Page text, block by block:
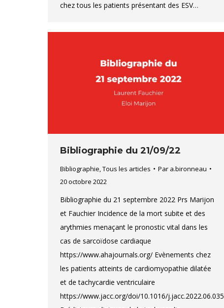
chez tous les patients présentant des ESV…
Bibliographie du 21/09/22
Bibliographie,Tous les articles Par a.bironneau
20 octobre 2022
Bibliographie du 21 septembre 2022 Prs Marijon
et Fauchier Incidence de la mort subite et des
arythmies menaçant le pronostic vital dans les
cas de sarcoïdose cardiaque
https://www.ahajournals.org/ Evènements chez
les patients atteints de cardiomyopathie dilatée
et de tachycardie ventriculaire
https://www.jacc.org/doi/10.1016/j.jacc.2022.06.035